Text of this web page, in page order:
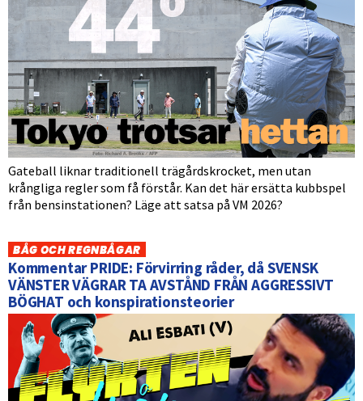
Gateball liknar traditionell trägårdskrocket, men utan
krångliga regler som få förstår. Kan det här ersätta kubbspel
från bensinstationen? Läge att satsa på VM 2026?
BÅG OCH REGNBÅGAR
Kommentar PRIDE: Förvirring råder, då SVENSK
VÄNSTER VÄGRAR TA AVSTÅND FRÅN AGGRESSIVT
BÖGHAT och konspirationsteorier